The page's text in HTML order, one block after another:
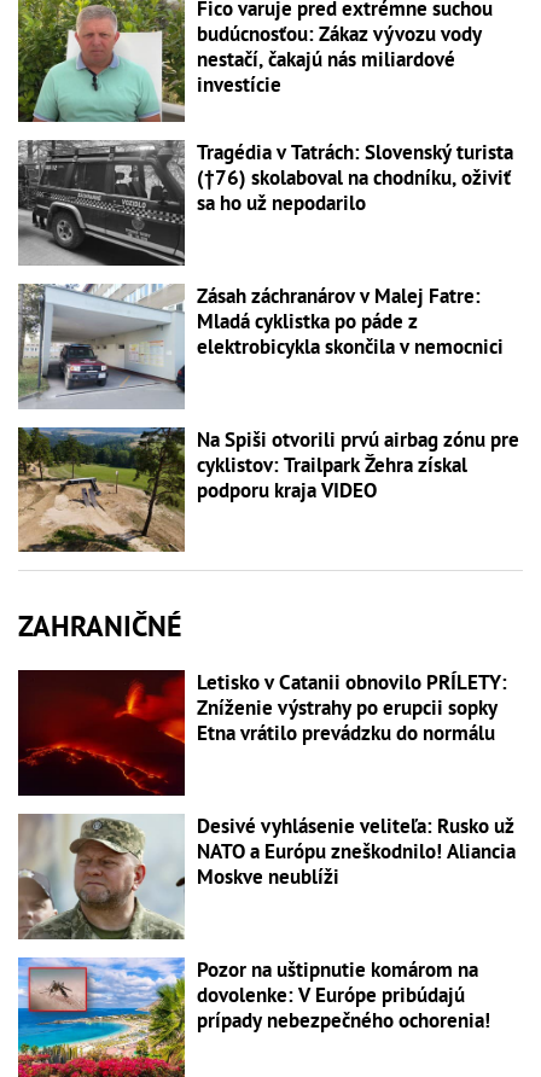
Fico varuje pred extrémne suchou
budúcnosťou: Zákaz vývozu vody
nestačí, čakajú nás miliardové
investície
Tragédia v Tatrách: Slovenský turista
(†76) skolaboval na chodníku, oživiť
sa ho už nepodarilo
Zásah záchranárov v Malej Fatre:
Mladá cyklistka po páde z
elektrobicykla skončila v nemocnici
Na Spiši otvorili prvú airbag zónu pre
cyklistov: Trailpark Žehra získal
podporu kraja VIDEO
ZAHRANIČNÉ
Letisko v Catanii obnovilo PRÍLETY:
Zníženie výstrahy po erupcii sopky
Etna vrátilo prevádzku do normálu
Desivé vyhlásenie veliteľa: Rusko už
NATO a Európu zneškodnilo! Aliancia
Moskve neublíži
Pozor na uštipnutie komárom na
dovolenke: V Európe pribúdajú
prípady nebezpečného ochorenia!